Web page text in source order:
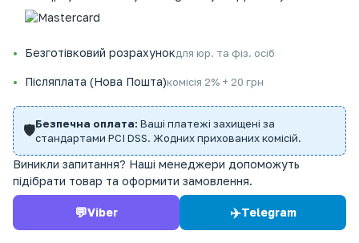
Безготівковий розрахунокдля юр. та фіз. осіб
Післяплата (Нова Пошта)комісія 2% + 20 грн
🛡️Безпечна оплата: Ваші платежі захищені за
стандартами PCI DSS. Жодних прихованих комісій.
Виникли запитання? Наші менеджери допоможуть
підібрати товар та оформити замовлення.
💬Viber ✈️Telegram